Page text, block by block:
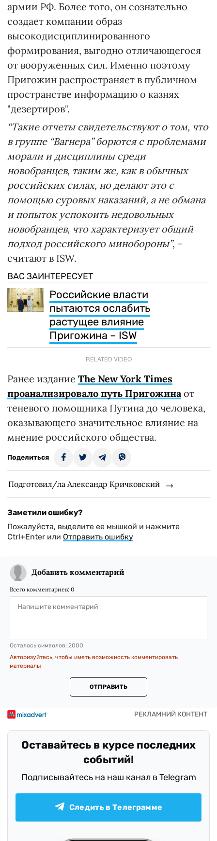
армии РФ. Более того, он сознательно
создает компании образ
высокодисциплинированного
формирования, выгодно отличающегося
от вооруженных сил. Именно поэтому
Пригожин распространяет в публичном
пространстве информацию о казнях
"дезертиров".
“Такие отчеты свидетельствуют о том, что
в группе “Вагнера” борются с проблемами
морали и дисциплины среди
новобранцев, таким же, как в обычных
российских силах, но делают это с
помощью суровых наказаний, а не обмана
и попыток успокоить недовольных
новобранцев, что характеризует общий
подход российского минобороны”, –
считают в ISW.
ВАС ЗАИНТЕРЕСУЕТ
Российские власти
пытаются ослабить
растущее влияние
Пригожина – ISW
RELATED VIDEO
Ранее издание The New York Times
проанализировало путь Пригожина от
теневого помощника Путина до человека,
оказывающего значительное влияние на
мнение российского общества.
Поделиться
Подготовил/ла Александр Кричковский
Заметили ошибку?
Пожалуйста, выделите ее мышкой и нажмите
Ctrl+Enter или Отправить ошибку
Добавить комментарий
Всего комментариев: 0
Осталось символов: 2000
Авторизуйтесь, чтобы иметь возможность комментировать
материалы
ОТПРАВИТЬ
Оставайтесь в курсе последних
событий!
Подписывайтесь на наш канал в Telegram
Следить в Телеграмме